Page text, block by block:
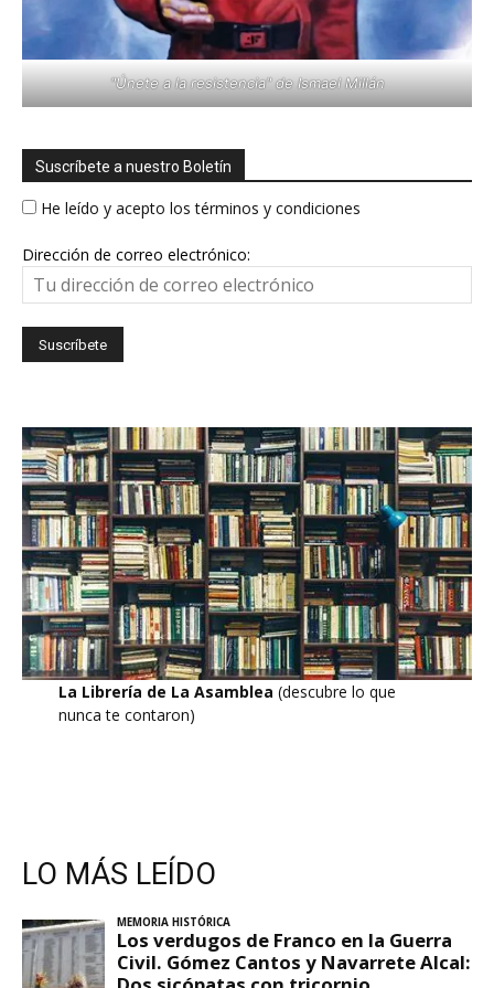
"Únete a la resistencia" de Ismael Millán
Suscríbete a nuestro Boletín
He leído y acepto los términos y condiciones
Dirección de correo electrónico:
La Librería de La Asamblea (descubre lo que
nunca te contaron)
LO MÁS LEÍDO